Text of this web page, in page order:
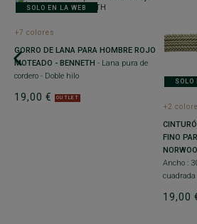
SOLO EN LA WEB
+7 colores
GORRO DE LANA PARA HOMBRE ROJO
MOTEADO - BENNETH - Lana pura de
cordero - Doble hilo
19,00 € OUTLET
SOLO
+2
FINO
Ancho :
cuadrada
19,00